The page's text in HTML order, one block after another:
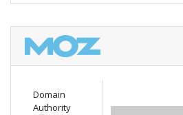
Domain
Authority